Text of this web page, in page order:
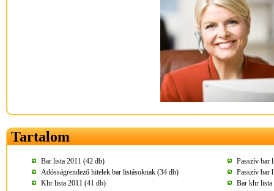
Tartalom
Bar lista 2011 (42 db)
Passzív bar
Adósságrendező hitelek bar listásoknak (34 db)
Passzív bar
Khr lista 2011 (41 db)
Bar khr lista